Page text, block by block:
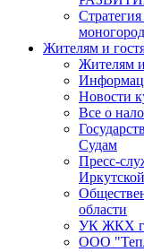
Жителям и
Жителям и
Новости
Все о
Судам
Пресс-
области
УК ЖКХ г.
ООО